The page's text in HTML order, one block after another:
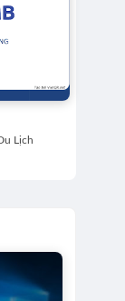
Lịch